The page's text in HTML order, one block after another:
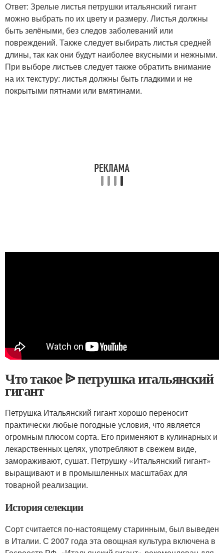
Ответ: Зрелые листья петрушки итальянский гигант
можно выбрать по их цвету и размеру. Листья должны
быть зелёными, без следов заболеваний или
повреждений. Также следует выбирать листья средней
длины, так как они будут наиболее вкусными и нежными.
При выборе листьев следует также обратить внимание
на их текстуру: листья должны быть гладкими и не
покрытыми пятнами или вмятинами.
Что такое ᐉ петрушка итальянский
гигант
Петрушка Итальянский гигант хорошо переносит
практически любые погодные условия, что является
огромным плюсом сорта. Его применяют в кулинарных и
лекарственных целях, употребляют в свежем виде,
замораживают, сушат. Петрушку «Итальянский гигант»
выращивают и в промышленных масштабах для
товарной реализации.
История селекции
Сорт считается по-настоящему старинным, был выведен
в Италии. С 2007 года эта овощная культура включена в